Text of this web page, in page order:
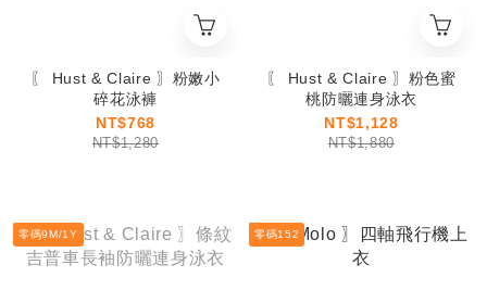
〖 Hust & Claire 〗粉嫩小
碎花泳褲
NT$768
NT$1,280
〖 Hust & Claire 〗粉色蜜
桃防曬連身泳衣
NT$1,128
NT$1,880
零碼9M/1Y 零碼152